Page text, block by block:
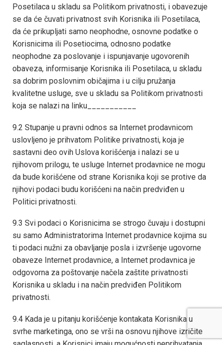
Posetilaca u skladu sa Politikom privatnosti, i obavezuje
se da će čuvati privatnost svih Korisnika ili Posetilaca,
da će prikupljati samo neophodne, osnovne podatke o
Korisnicima ili Posetiocima, odnosno podatke
neophodne za poslovanje i ispunjavanje ugovorenih
obaveza, informisanje Korisnika ili Posetilaca, u skladu
sa dobrim poslovnim običajima i u cilju pružanja
kvalitetne usluge, sve u skladu sa Politikom privatnosti
koja se nalazi na linku___________
9.2 Stupanje u pravni odnos sa Internet prodavnicom
uslovljeno je prihvatom Politike privatnosti, koja je
sastavni deo ovih Uslova korišćenja i nalazi se u
njihovom prilogu, te usluge Internet prodavnice ne mogu
da bude korišćene od strane Korisnika koji se protive da
njihovi podaci budu korišćeni na način predviđen u
Politici privatnosti.
9.3 Svi podaci o Korisnicima se strogo čuvaju i dostupni
su samo Administratorima Internet prodavnice kojima su
ti podaci nužni za obavljanje posla i izvršenje ugovorne
obaveze Internet prodavnice, a Internet prodavnica je
odgovorna za poštovanje načela zaštite privatnosti
Korisnika u skladu i na način predviđen Politikom
privatnosti.
9.4 Kada je u pitanju korišćenje kontakata Korisnika u
svrhe marketinga, ono se vrši na osnovu njihove izričite